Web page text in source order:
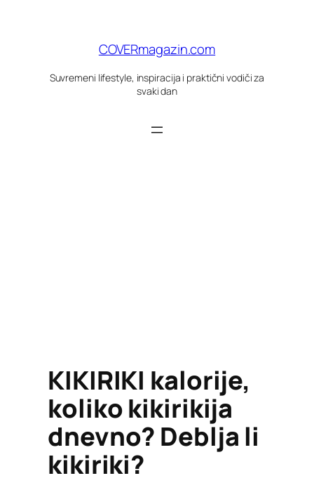
COVERmagazin.com
Suvremeni lifestyle, inspiracija i praktični vodiči za
svaki dan
KIKIRIKI kalorije,
koliko kikirikija
dnevno? Deblja li
kikiriki?